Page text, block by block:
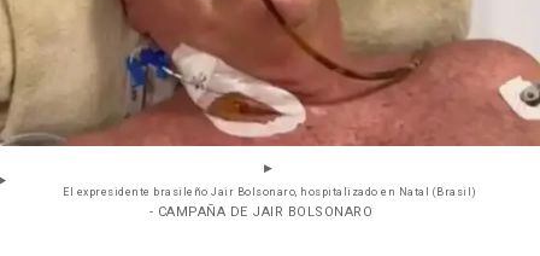
El expresidente brasileño Jair Bolsonaro, hospitalizado en Natal (Brasil)
- CAMPAÑA DE JAIR BOLSONARO